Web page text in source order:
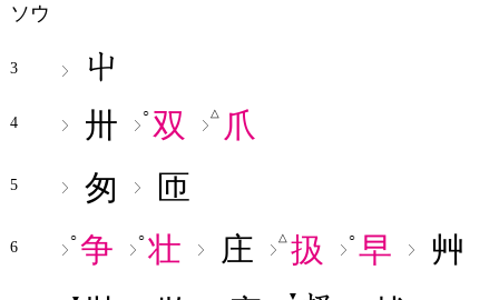
ソウ
3
4 卅 ○ 双 △ 爪
5 匆 匝
6
○ 争 ○ 壮 庄 △ 扱 ○ 早 艸
▼